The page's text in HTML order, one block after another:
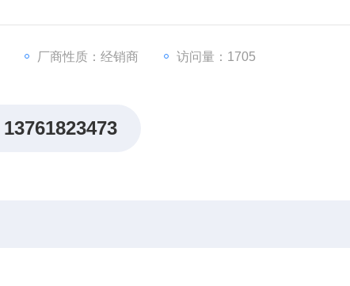
厂商性质：经销商 访问量：1705
13761823473